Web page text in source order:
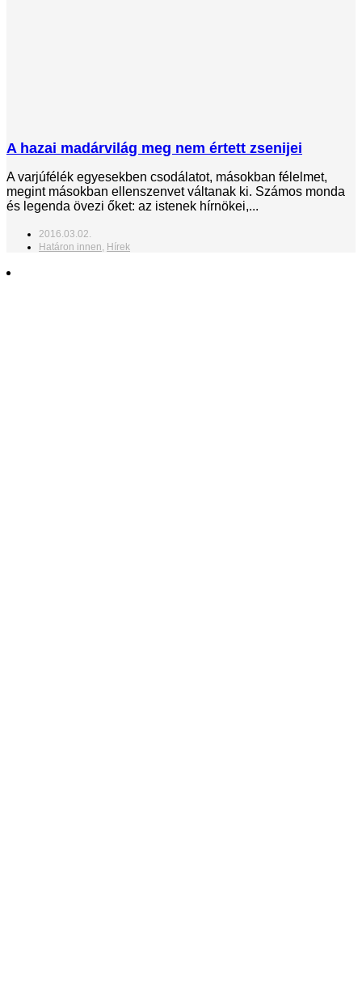
A hazai madárvilág meg nem értett zsenijei
A varjúfélék egyesekben csodálatot, másokban félelmet,
megint másokban ellenszenvet váltanak ki. Számos monda
és legenda övezi őket: az istenek hírnökei,...
2016.03.02.
Határon innen Hírek